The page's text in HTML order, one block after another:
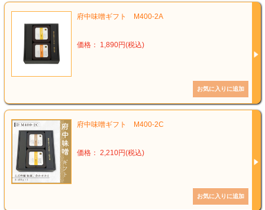
府中味噌ギフト M400-2A
価格： 1,890円(税込)
府中味噌ギフト M400-2C
価格： 2,210円(税込)